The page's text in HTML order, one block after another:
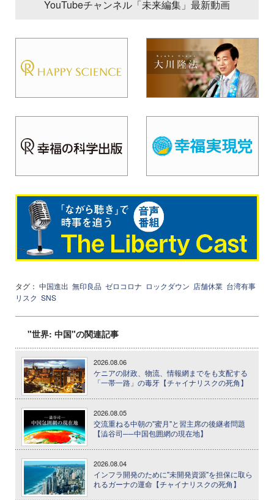
YouTubeチャンネル「未来編集」最新動画
タグ： 中国進出 無印良品 ゼロコロナ ロックダウン 店舗休業 台湾有事
リスク SNS
"世界: 中国"の関連記事
2026.08.06
ケニアの財政、物流、情報網までをも支配する
「一帯一路」の毒牙【チャイナリスクの死角】
2026.08.05
交流重ねる中朝の"蜜月"と習主席の後継者問題
【澁谷司──中国包囲網の現在地】
2026.08.04
インフラ開発のために"未開発資源"を担保に取ら
れるガーナの運命【チャイナリスクの死角】